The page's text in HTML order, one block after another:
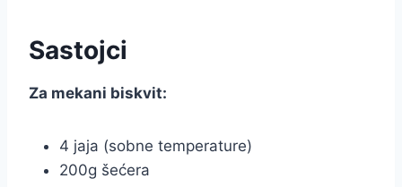
Sastojci
Za mekani biskvit:
4 jaja (sobne temperature)
200g šećera